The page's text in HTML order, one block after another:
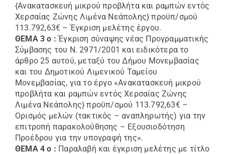
{Ανακατασκευή μικρού προβλήτα και ραμπών εντός
Χερσαίας Ζώνης Λιμένα Νεάπολης} προϋπ/σμού
113.792,63€ – Έγκριση μελέτης έργου.
ΘΕΜΑ 3 ο : Έγκριση σύναψης νέας Προγραμματικής
Σύμβασης του Ν. 2971/2001 και ειδικότερα το
άρθρο 25 αυτού, μεταξύ του Δήμου Μονεμβασίας
και του Δημοτικού Λιμενικού Ταμείου
Μονεμβασίας, για το έργο «Ανακατασκευή μικρού
προβλήτα και ραμπών εντός Χερσαίας Ζώνης
Λιμένα Νεάπολης} προϋπ/σμού 113.792,63€ –
Ορισμός μελών (τακτικός – αναπληρωτής) για την
επιτροπή παρακολούθησης – Εξουσιοδότηση
Προέδρου για την υπογραφή της».
ΘΕΜΑ 4 ο : Παραλαβή και έγκριση μελέτης με τίτλο